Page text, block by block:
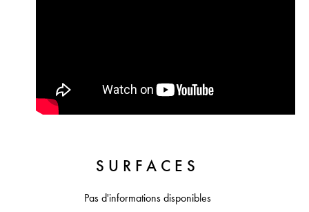
SURFACES
Pas d'informations disponibles